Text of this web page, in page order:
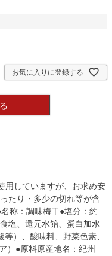
お気に入りに登録する
用していますが、お求め安
たり・多少の切れ等が含
称：調味梅干●塩分：約
塩、還元水飴、蛋白加水
）、酸味料、野菜色素、
）●原料原産地名：紀州